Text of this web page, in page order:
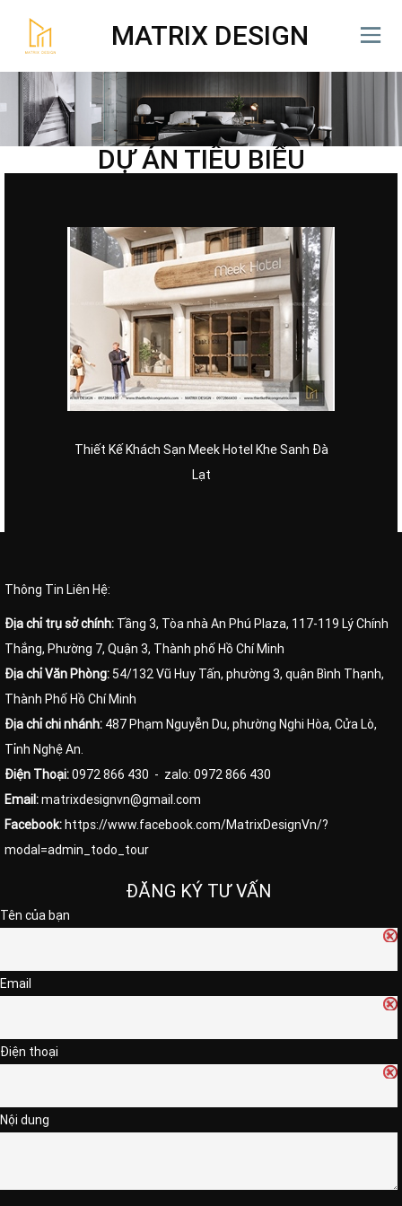
MATRIX DESIGN
DỰ ÁN TIÊU BIỂU
Thiết Kế Khách Sạn Meek Hotel Khe Sanh Đà
Lạt
Thông Tin Liên Hệ:
Địa chỉ trụ sở chính: Tầng 3, Tòa nhà An Phú Plaza, 117-119 Lý Chính
Thắng, Phường 7, Quận 3, Thành phố Hồ Chí Minh
Địa chỉ Văn Phòng: 54/132 Vũ Huy Tấn, phường 3, quận Bình Thạnh,
Thành Phố Hồ Chí Minh
Địa chỉ chi nhánh: 487 Phạm Nguyễn Du, phường Nghi Hòa, Cửa Lò,
Tỉnh Nghệ An.
Điện Thoại:0972 866 430 - zalo: 0972 866 430
Email:matrixdesignvn@gmail.com
Facebook: https://www.facebook.com/MatrixDesignVn/?
modal=admin_todo_tour
ĐĂNG KÝ TƯ VẤN
Tên của bạn
Email
Điện thoại
Nội dung